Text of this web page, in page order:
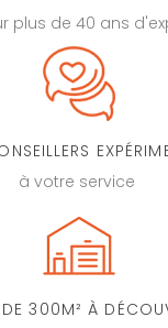
plus de 40 ans
à votre service
DE 300M² À